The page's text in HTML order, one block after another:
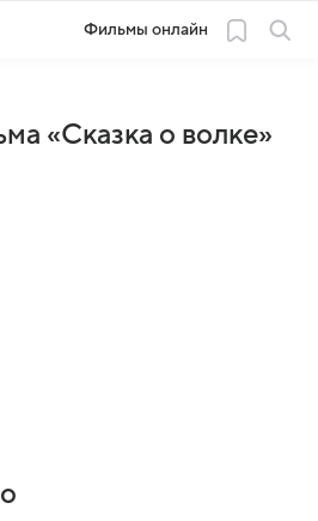
Фильмы онлайн
«Сказка о волке»